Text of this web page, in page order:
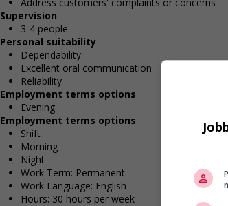
Supervision
3-4 people
Personal suitability
Dependability
Excellent oral communication
Reliability
Employment terms options
Evening
Employment terms options
Shift
Morning
Night
Work Term: Permanent
Work Language: English
Hours: 30 hours per week